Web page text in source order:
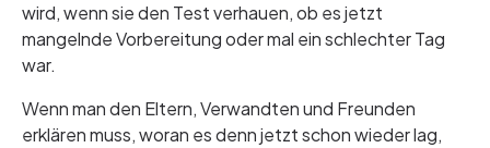
wird, wenn sie den Test verhauen, ob es jetzt
mangelnde Vorbereitung oder mal ein schlechter Tag
war.
Wenn man den Eltern, Verwandten und Freunden
erklären muss, woran es denn jetzt schon wieder lag,